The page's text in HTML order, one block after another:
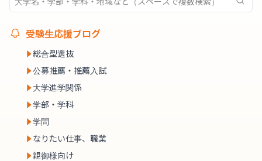
受験生応援ブログ
総合型選抜
公募推薦・推薦入試
大学進学関係
学部・学科
学問
なりたい仕事、職業
親御様向け